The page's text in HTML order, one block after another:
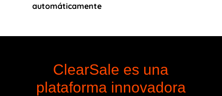
automáticamente
ClearSale es una
plataforma innovadora